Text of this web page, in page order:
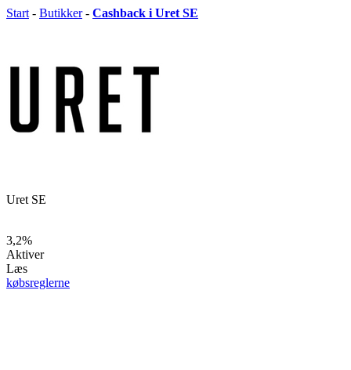
Start - Butikker - Cashback i Uret SE
Uret SE
3,2%
Aktiver
Læs
købsreglerne